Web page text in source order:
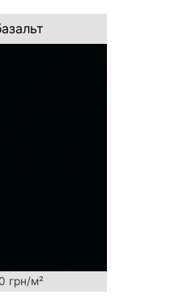
грн/м²